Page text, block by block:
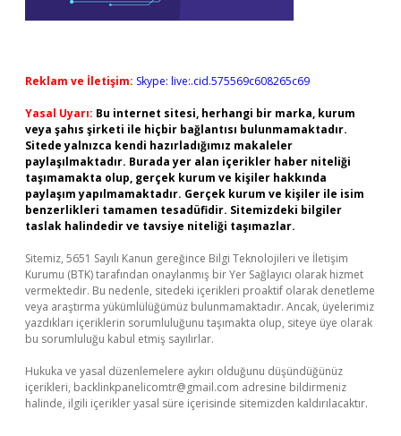
Reklam ve İletişim: Skype: live:.cid.575569c608265c69
Yasal Uyarı: Bu internet sitesi, herhangi bir marka, kurum
veya şahıs şirketi ile hiçbir bağlantısı bulunmamaktadır.
Sitede yalnızca kendi hazırladığımız makaleler
paylaşılmaktadır. Burada yer alan içerikler haber niteliği
taşımamakta olup, gerçek kurum ve kişiler hakkında
paylaşım yapılmamaktadır. Gerçek kurum ve kişiler ile isim
benzerlikleri tamamen tesadüfidir. Sitemizdeki bilgiler
taslak halindedir ve tavsiye niteliği taşımazlar.
Sitemiz, 5651 Sayılı Kanun gereğince Bilgi Teknolojileri ve İletişim
Kurumu (BTK) tarafından onaylanmış bir Yer Sağlayıcı olarak hizmet
vermektedir. Bu nedenle, sitedeki içerikleri proaktif olarak denetleme
veya araştırma yükümlülüğümüz bulunmamaktadır. Ancak, üyelerimiz
yazdıkları içeriklerin sorumluluğunu taşımakta olup, siteye üye olarak
bu sorumluluğu kabul etmiş sayılırlar.
Hukuka ve yasal düzenlemelere aykırı olduğunu düşündüğünüz
içerikleri, backlinkpanelicomtr@gmail.com adresine bildirmeniz
halinde, ilgili içerikler yasal süre içerisinde sitemizden kaldırılacaktır.